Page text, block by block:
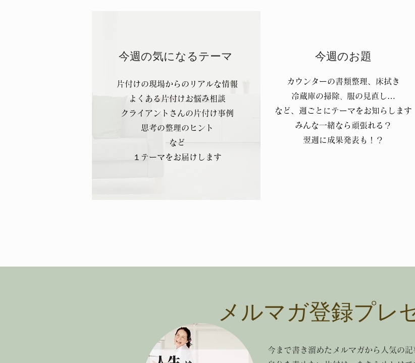
今週の気になるテーマ
片付けの現場からのリアルな情報
よくある片付けお悩み相談
クライアントさんの片付け事例
思考の整理のヒント
など
１テーマをお届けします
今週のお題
カウンターの書類整理、床拭き
冷蔵庫の掃除
服の見直し…
など、週ごとにテーマをお知らします
みんな一緒なら頑張れる？
翌週に成果発表も！？
メルマガ登録プレ
今まで書き溜めたメルマガから人気の